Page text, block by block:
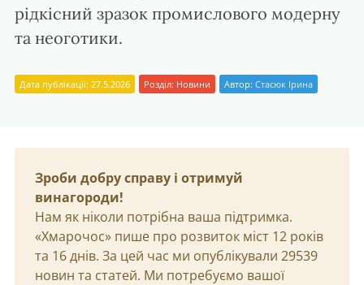
рідкісний зразок промислового модерну
та неоготики.
Дата публікації: 27.5.2026 Розділ: Новини Автор: Стасюк Ірина
Зроби добру справу і отримуй
винагороди!
Нам як ніколи потрібна ваша підтримка.
«Хмарочос» пише про розвиток міст 12 років
та 16 днів. За цей час ми опублікували 29539
новин та статей. Ми потребуємо вашої